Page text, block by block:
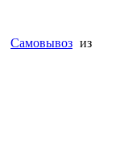
Самовывоз из